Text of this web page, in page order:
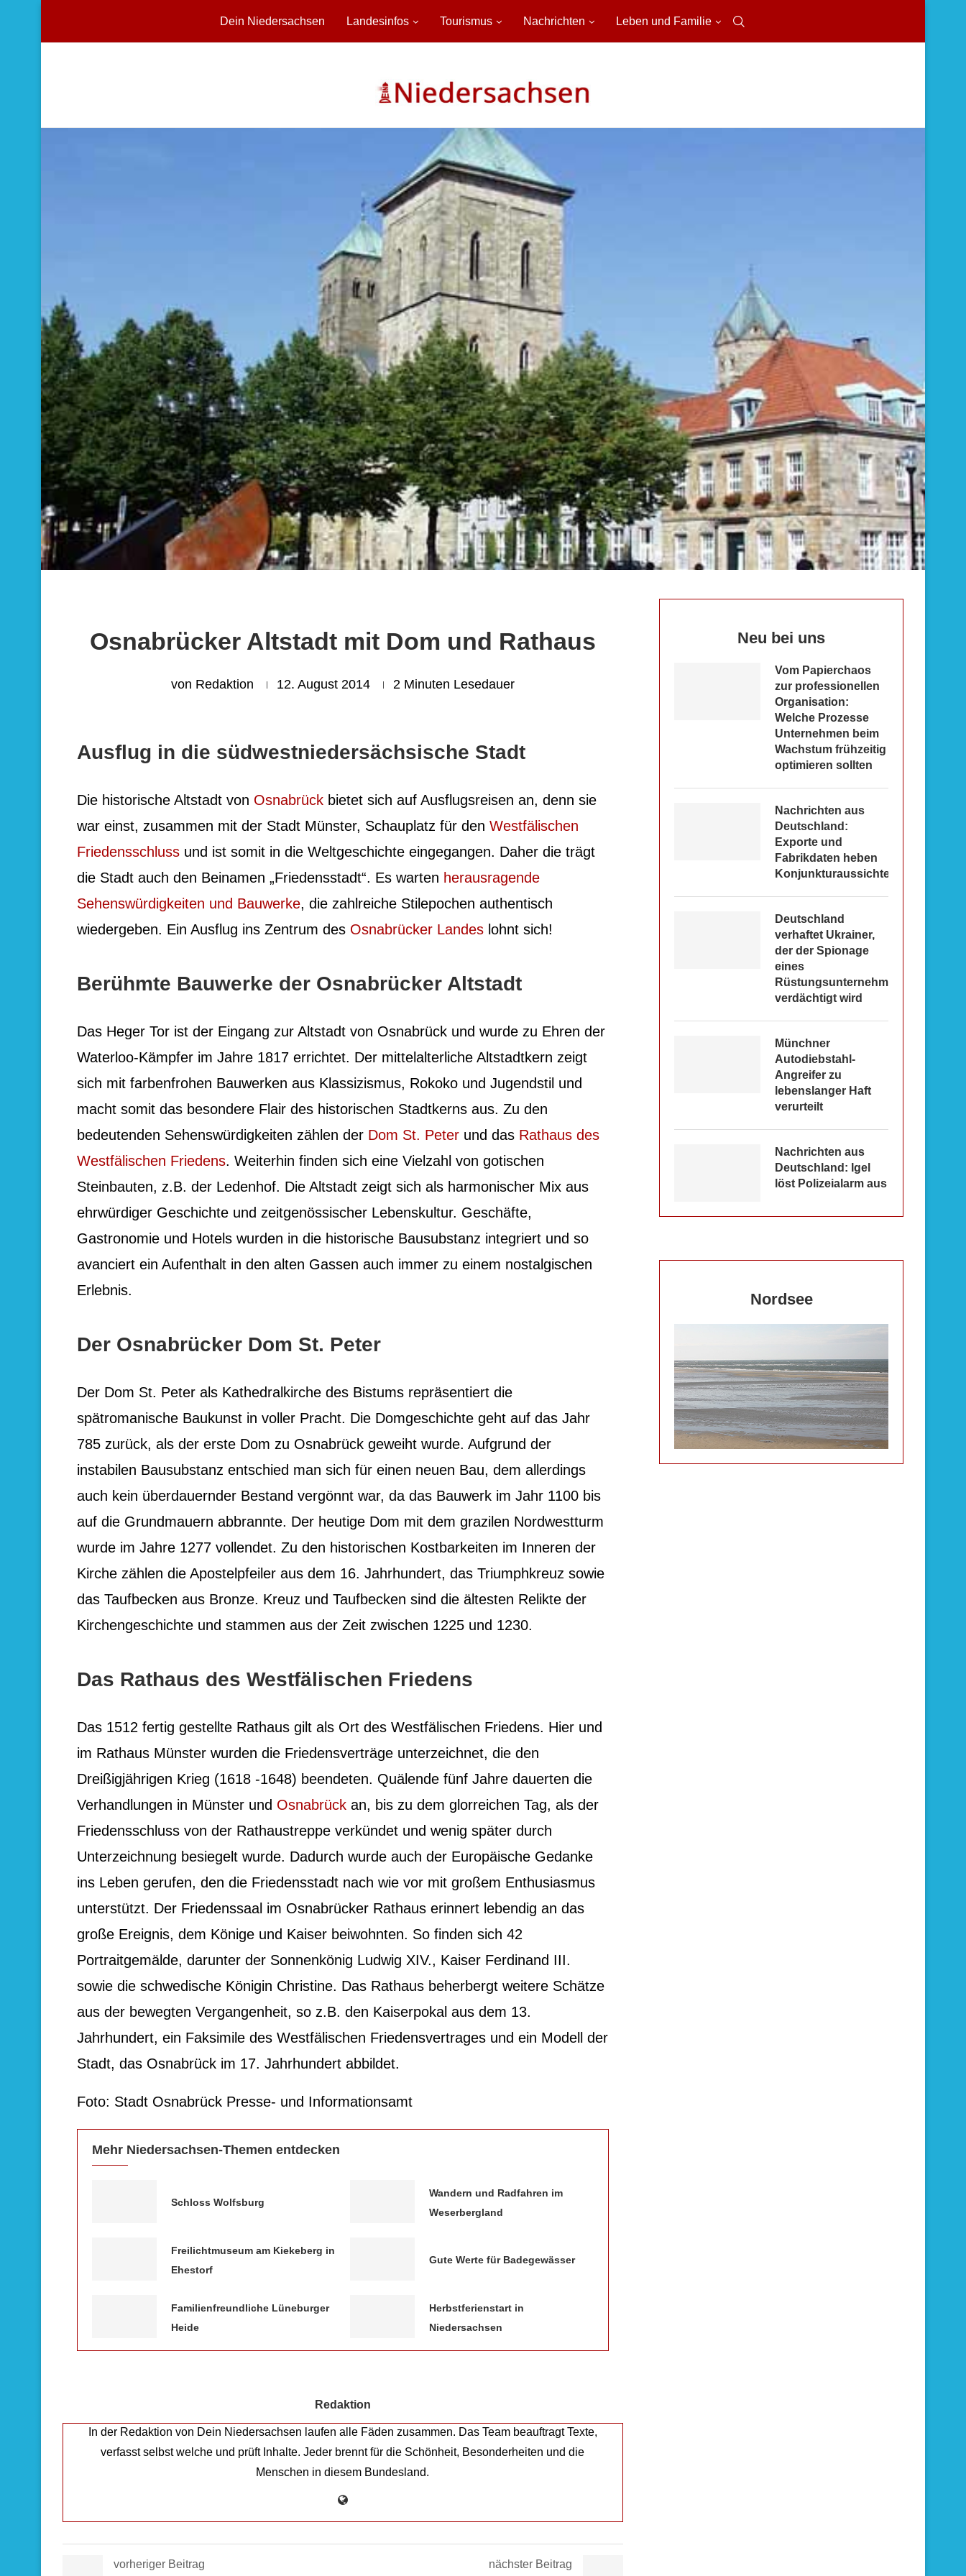
Dein Niedersachsen Landesinfos Tourismus Nachrichten Leben und Familie
Osnabrücker Altstadt mit Dom und Rathaus
von Redaktion 12. August 2014 2 Minuten Lesedauer
Ausflug in die südwestniedersächsische Stadt
Die historische Altstadt von Osnabrück bietet sich auf Ausflugsreisen an, denn sie
war einst, zusammen mit der Stadt Münster, Schauplatz für den Westfälischen
Friedensschluss und ist somit in die Weltgeschichte eingegangen. Daher die trägt
die Stadt auch den Beinamen „Friedensstadt“. Es warten herausragende
Sehenswürdigkeiten und Bauwerke, die zahlreiche Stilepochen authentisch
wiedergeben. Ein Ausflug ins Zentrum des Osnabrücker Landes lohnt sich!
Berühmte Bauwerke der Osnabrücker Altstadt
Das Heger Tor ist der Eingang zur Altstadt von Osnabrück und wurde zu Ehren der
Waterloo-Kämpfer im Jahre 1817 errichtet. Der mittelalterliche Altstadtkern zeigt
sich mit farbenfrohen Bauwerken aus Klassizismus, Rokoko und Jugendstil und
macht somit das besondere Flair des historischen Stadtkerns aus. Zu den
bedeutenden Sehenswürdigkeiten zählen der Dom St. Peter und das Rathaus des
Westfälischen Friedens. Weiterhin finden sich eine Vielzahl von gotischen
Steinbauten, z.B. der Ledenhof. Die Altstadt zeigt sich als harmonischer Mix aus
ehrwürdiger Geschichte und zeitgenössischer Lebenskultur. Geschäfte,
Gastronomie und Hotels wurden in die historische Bausubstanz integriert und so
avanciert ein Aufenthalt in den alten Gassen auch immer zu einem nostalgischen
Erlebnis.
Der Osnabrücker Dom St. Peter
Der Dom St. Peter als Kathedralkirche des Bistums repräsentiert die
spätromanische Baukunst in voller Pracht. Die Domgeschichte geht auf das Jahr
785 zurück, als der erste Dom zu Osnabrück geweiht wurde. Aufgrund der
instabilen Bausubstanz entschied man sich für einen neuen Bau, dem allerdings
auch kein überdauernder Bestand vergönnt war, da das Bauwerk im Jahr 1100 bis
auf die Grundmauern abbrannte. Der heutige Dom mit dem grazilen Nordwestturm
wurde im Jahre 1277 vollendet. Zu den historischen Kostbarkeiten im Inneren der
Kirche zählen die Apostelpfeiler aus dem 16. Jahrhundert, das Triumphkreuz sowie
das Taufbecken aus Bronze. Kreuz und Taufbecken sind die ältesten Relikte der
Kirchengeschichte und stammen aus der Zeit zwischen 1225 und 1230.
Das Rathaus des Westfälischen Friedens
Das 1512 fertig gestellte Rathaus gilt als Ort des Westfälischen Friedens. Hier und
im Rathaus Münster wurden die Friedensverträge unterzeichnet, die den
Dreißigjährigen Krieg (1618 -1648) beendeten. Quälende fünf Jahre dauerten die
Verhandlungen in Münster und Osnabrück an, bis zu dem glorreichen Tag, als der
Friedensschluss von der Rathaustreppe verkündet und wenig später durch
Unterzeichnung besiegelt wurde. Dadurch wurde auch der Europäische Gedanke
ins Leben gerufen, den die Friedensstadt nach wie vor mit großem Enthusiasmus
unterstützt. Der Friedenssaal im Osnabrücker Rathaus erinnert lebendig an das
große Ereignis, dem Könige und Kaiser beiwohnten. So finden sich 42
Portraitgemälde, darunter der Sonnenkönig Ludwig XIV., Kaiser Ferdinand III.
sowie die schwedische Königin Christine. Das Rathaus beherbergt weitere Schätze
aus der bewegten Vergangenheit, so z.B. den Kaiserpokal aus dem 13.
Jahrhundert, ein Faksimile des Westfälischen Friedensvertrages und ein Modell der
Stadt, das Osnabrück im 17. Jahrhundert abbildet.
Foto: Stadt Osnabrück Presse- und Informationsamt
Mehr Niedersachsen-Themen entdecken
Schloss Wolfsburg
Wandern und Radfahren im
Weserbergland
Freilichtmuseum am Kiekeberg in
Ehestorf
Gute Werte für Badegewässer
Familienfreundliche Lüneburger
Heide
Herbstferienstart in
Niedersachsen
Redaktion
In der Redaktion von Dein Niedersachsen laufen alle Fäden zusammen. Das Team beauftragt Texte,
verfasst selbst welche und prüft Inhalte. Jeder brennt für die Schönheit, Besonderheiten und die
Menschen in diesem Bundesland.
vorheriger Beitrag nächster Beitrag
Neu bei uns
Vom Papierchaos
zur professionellen
Organisation:
Welche Prozesse
Unternehmen beim
Wachstum frühzeitig
optimieren sollten
Nachrichten aus
Deutschland:
Exporte und
Fabrikdaten heben
Konjunkturaussichten
Deutschland
verhaftet Ukrainer,
der der Spionage
eines
Rüstungsunternehmens
verdächtigt wird
Münchner
Autodiebstahl-
Angreifer zu
lebenslanger Haft
verurteilt
Nachrichten aus
Deutschland: Igel
löst Polizeialarm aus
Nordsee